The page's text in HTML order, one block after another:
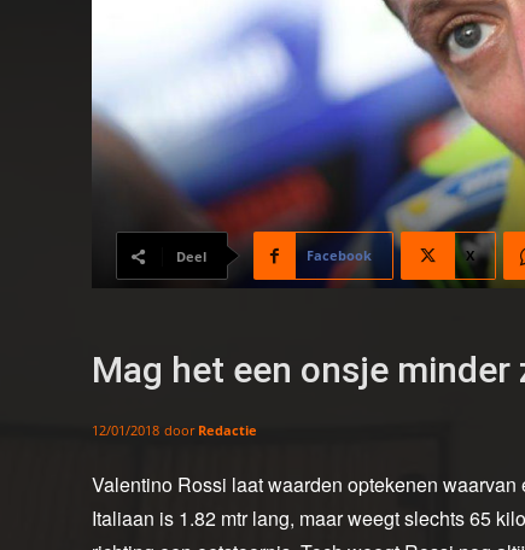
Deel Facebook X
Mag het een onsje minder
12/01/2018 door Redactie
Valentino Rossi laat waarden optekenen
Italiaan is 1.82 mtr lang, maar weegt slechts 65